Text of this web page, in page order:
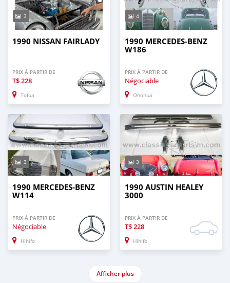
3
1990 NISSAN FAIRLADY
PRIX À PARTIR DE
T$228
Tofua
4
1990 MERCEDES-BENZ
W186
PRIX À PARTIR DE
Négociable
Ohonua
3
1990 MERCEDES-BENZ
W114
PRIX À PARTIR DE
Négociable
Hihifo
3
1990 AUSTIN HEALEY
3000
PRIX À PARTIR DE
T$228
Hihifo
Afficher plus